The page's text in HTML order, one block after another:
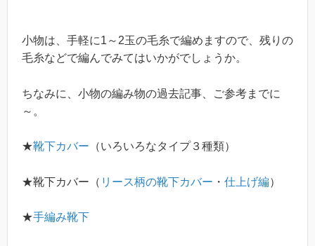
小物は、手軽に1～2玉の毛糸で編めますので、残りの
毛糸などで編んでみてはいかがでしょうか。
ちなみに、小物の編み物の過去記事、ご参考までに
～。
★靴下カバー （いろいろなタイプ３種類）
★靴下カバー（ リース柄の靴下カバー ・ 仕上げ編）
★手編み靴下